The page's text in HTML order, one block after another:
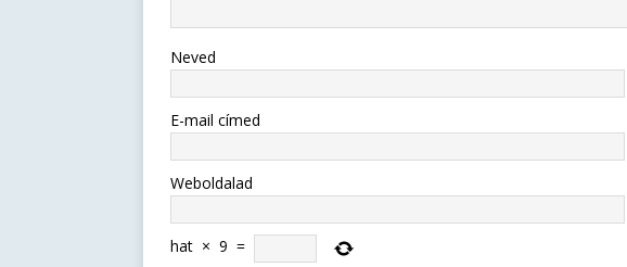
Neved
E-mail címed
Weboldalad
hat × 9 =